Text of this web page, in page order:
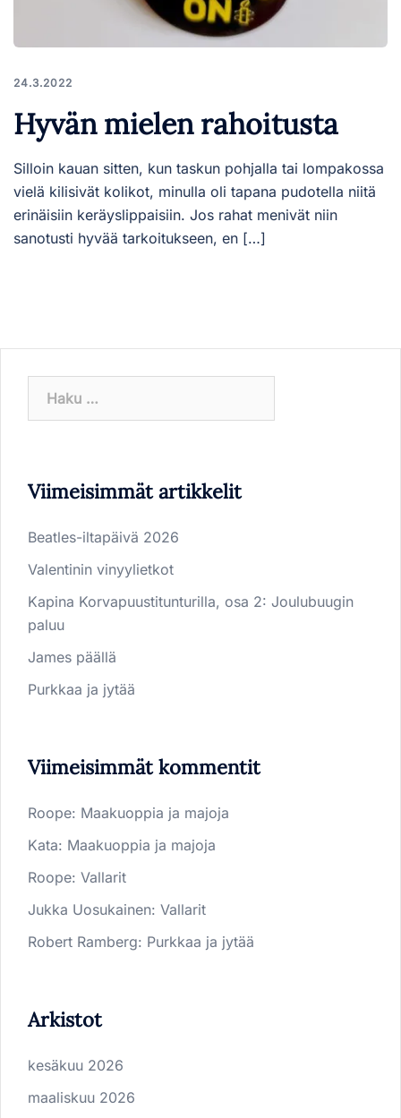
24.3.2022
Hyvän mielen rahoitusta
Silloin kauan sitten, kun taskun pohjalla tai lompakossa
vielä kilisivät kolikot, minulla oli tapana pudotella niitä
erinäisiin keräyslippaisiin. Jos rahat menivät niin
sanotusti hyvää tarkoitukseen, en […]
Viimeisimmät artikkelit
Beatles-iltapäivä 2026
Valentinin vinyylietkot
Kapina Korvapuustitunturilla, osa 2: Joulubuugin
paluu
James päällä
Purkkaa ja jytää
Viimeisimmät kommentit
Roope: Maakuoppia ja majoja
Kata: Maakuoppia ja majoja
Roope: Vallarit
Jukka Uosukainen: Vallarit
Robert Ramberg: Purkkaa ja jytää
Arkistot
kesäkuu 2026
maaliskuu 2026